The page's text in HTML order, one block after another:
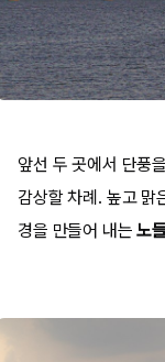
앞선 두 곳에서 단풍
감상할 차례. 높고 맑
경을 만들어 내는노